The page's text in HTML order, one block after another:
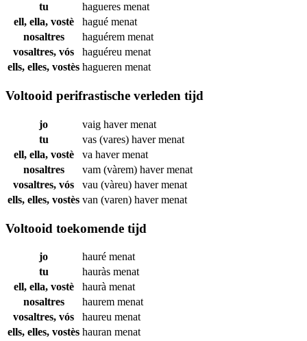
tu
hagueres menat
ell, ella, vostè
hagué menat
nosaltres
haguérem menat
vosaltres, vós
haguéreu menat
ells, elles, vostès hagueren menat
Voltooid perifrastische verleden tijd
jo vaig havermenat
tu
vas (vares) havermenat
ell, ella, vostè
va havermenat
nosaltres
vam (vàrem) havermenat
vosaltres, vós
vau (vàreu) havermenat
ells, elles, vostès van (varen) havermenat
Voltooid toekomende tijd
jo hauré menat
tu
hauràs menat
ell, ella, vostè
haurà menat
nosaltres
haurem menat
vosaltres, vós
haureu menat
ells, elles, vostès hauran menat